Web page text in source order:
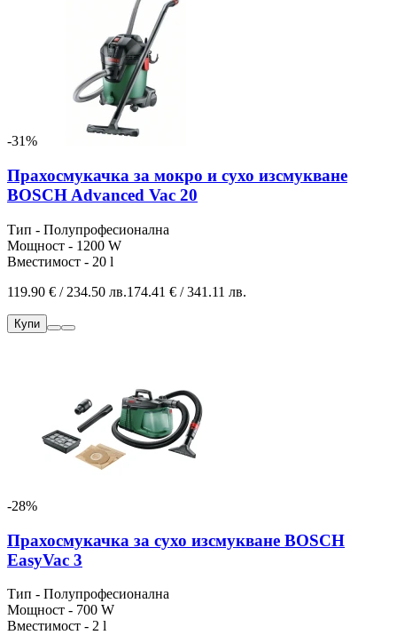
-31%
Прахосмукачка за мокро и сухо изсмукване
BOSCH Advanced Vac 20
Тип - Полупрофесионална
Мощност - 1200 W
Вместимост - 20 l
119.90 € / 234.50 лв.174.41 € / 341.11 лв.
Купи
-28%
Прахосмукачка за сухо изсмукване BOSCH
EasyVac 3
Тип - Полупрофесионална
Мощност - 700 W
Вместимост - 2 l